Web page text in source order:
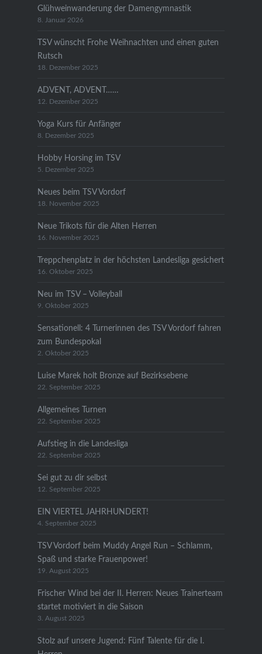
Glühweinwanderung der Damengymnastik
8. Januar 2026
TSV wünscht Frohe Weihnachten und einen guten
Rutsch
18. Dezember 2025
ADVENT, ADVENT……
12. Dezember 2025
Yoga Kurs für Anfänger
8. Dezember 2025
Hobby Horsing im TSV
5. Dezember 2025
Neues beim TSV Vordorf
18. November 2025
Neue Trikots für die Alten Herren
16. November 2025
Treppchenplatz in der höchsten Landesliga gesichert
16. Oktober 2025
Neu im TSV – Volleyball
9. Oktober 2025
Sensationell: 4 Turnerinnen des TSV Vordorf fahren
zum Bundespokal
2. Oktober 2025
Luise Marek holt Bronze auf Bezirksebene
22. September 2025
Allgemeines Turnen
22. September 2025
Aufstieg in die Landesliga
22. September 2025
Sei gut zu dir selbst
12. September 2025
EIN VIERTEL JAHRHUNDERT!
4. September 2025
TSV Vordorf beim Muddy Angel Run – Schlamm,
Spaß und starke Frauenpower!
19. August 2025
Frischer Wind bei der II. Herren: Neues Trainerteam
startet motiviert in die Saison
3. August 2025
Stolz auf unsere Jugend: Fünf Talente für die I.